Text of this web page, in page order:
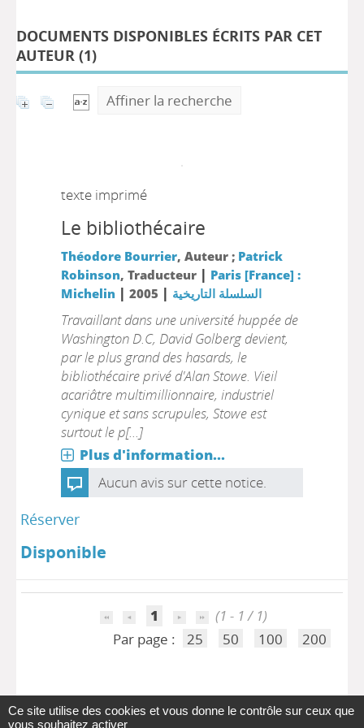
DOCUMENTS DISPONIBLES ÉCRITS PAR CET
AUTEUR (1)
Affiner la recherche
texte imprimé
Le bibliothécaire
Théodore Bourrier, Auteur ; Patrick
Robinson, Traducteur | Paris [France] :
Michelin | السلسلة التاريخية |
2005
Travaillant dans une université huppée de
Washington D.C, David Golberg devient,
par le plus grand des hasards, le
bibliothécaire privé d'Alan Stowe. Vieil
acariâtre multimillionnaire, industriel
cynique et sans scrupules, Stowe est
surtout le p[...]
Plus d'information...
Aucun avis sur cette notice.
Réserver
Disponible
1
(1 - 1 / 1)
Par page :
25 50 100 200
Ce site utilise des cookies et vous donne le contrôle sur ceux que
vous souhaitez activer